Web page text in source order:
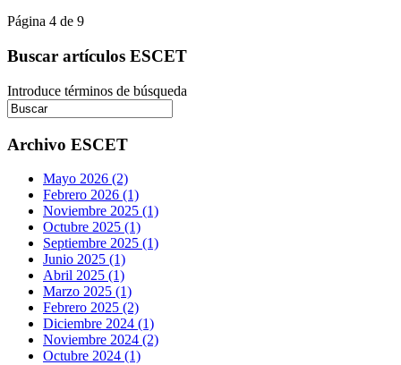
Página 4 de 9
Buscar artículos ESCET
Introduce términos de búsqueda
Archivo ESCET
Mayo 2026 (2)
Febrero 2026 (1)
Noviembre 2025 (1)
Octubre 2025 (1)
Septiembre 2025 (1)
Junio 2025 (1)
Abril 2025 (1)
Marzo 2025 (1)
Febrero 2025 (2)
Diciembre 2024 (1)
Noviembre 2024 (2)
Octubre 2024 (1)